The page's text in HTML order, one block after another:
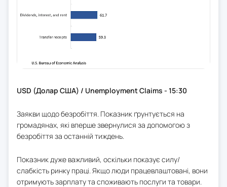
USD (Долар США) / Unemployment Claims - 15:30
Заякви щодо безробіття. Показник ґрунтується на
громадянах, які вперше звернулися за допомогою з
безробіття за останній тиждень.
Показник дуже важливий, оскільки показує силу/
слабкість ринку праці. Якщо люди працевлаштовані, вони
отримують зарплату та споживають послуги та товари.